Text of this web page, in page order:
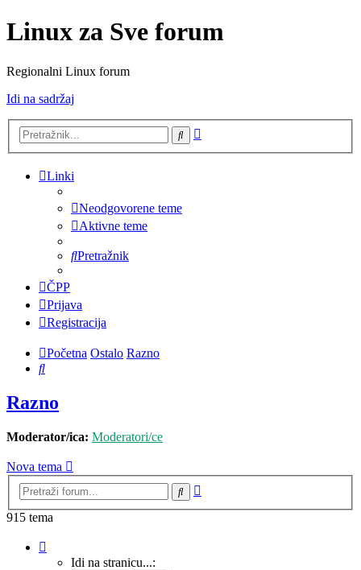
Linux za Sve forum
Regionalni Linux forum
Idi na sadržaj
Pretražnik
Linki
Neodgovorene teme
Aktivne teme
Pretražnik
ČPP
Prijava
Registracija
Početna Ostalo Razno
Pretražnik
Razno
Moderator/ica: Moderatori/ce
Nova tema
Pretražnik
915 tema
37 .Idi na stranicu...: